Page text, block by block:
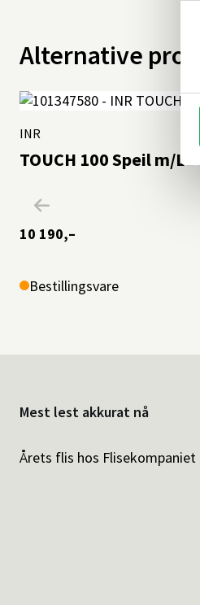
Alternative
TOUCH 100 Speil m/
INR
10 190,–
Bestillingsvare
Mest lest akkurat nå
Årets flis hos Flisekompaniet